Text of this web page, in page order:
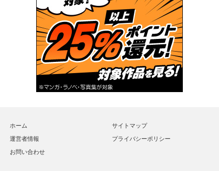
ホーム
サイトマップ
運営者情報
プライバシーポリシー
お問い合わせ